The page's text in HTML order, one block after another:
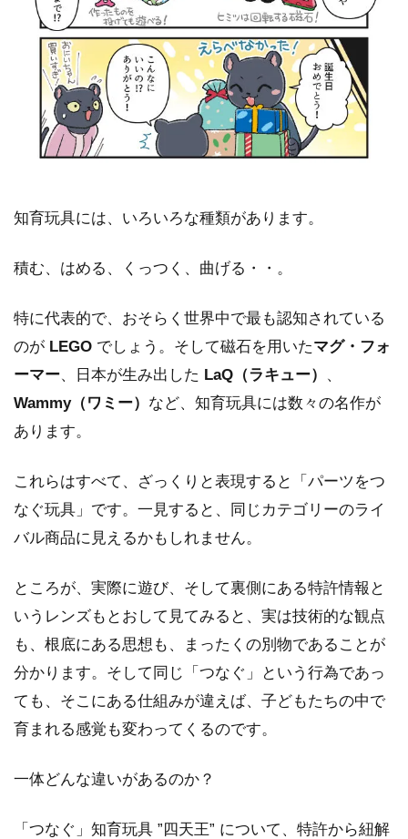
知育玩具には、いろいろな種類があります。
積む、はめる、くっつく、曲げる・・。
特に代表的で、おそらく世界中で最も認知されている
のが LEGO でしょう。そして磁石を用いたマグ・フォ
ーマー、日本が生み出した LaQ（ラキュー）
、
Wammy（ワミー） など、知育玩具には数々の名作が
あります。
これらはすべて、ざっくりと表現すると「パーツをつ
なぐ玩具」です。一見すると、同じカテゴリーのライ
バル商品に見えるかもしれません。
ところが、実際に遊び、そして裏側にある特許情報と
いうレンズもとおして見てみると、実は技術的な観点
も、根底にある思想も、まったくの別物であることが
分かります。そして同じ「つなぐ」という行為であっ
ても、そこにある仕組みが違えば、子どもたちの中で
育まれる感覚も変わってくるのです。
一体どんな違いがあるのか？
「つなぐ」知育玩具 ”四天王” について、特許から紐解